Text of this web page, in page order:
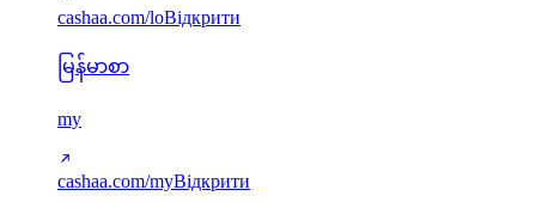
cashaa.com/loВідкрити
မြန်မာစာ
my
cashaa.com/myВідкрити